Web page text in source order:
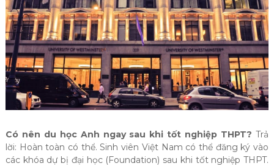
Có nên du học Anh ngay sau khi tốt nghiệp THPT? Trả
lời: Hoàn toàn có thể. Sinh viên Việt Nam có thể đăng ký vào
các khóa dự bị đại học (Foundation) sau khi tốt nghiệp THPT.